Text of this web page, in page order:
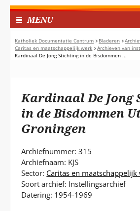
deze
website
worden
toegestaan
of
geweigerd.
MENUI
N
G
E
K
P
T
Katholiek Documentatie Centrum Bladeren
Caritas en maatschappelijk werk
Archieven van
Kardinaal De Jong Stichting in de Bisdommen ...
Kardinaal De Jong
in de Bisdommen
Groningen
Archiefnummer: 315
Archiefnaam: KJS
Sector: Caritas en maatschappelijk
Soort archief: Instellingsarchief
Datering: 1954-1969